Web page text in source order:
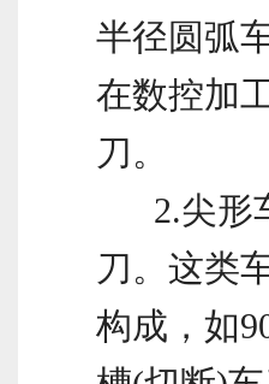
半径圆弧
在数控加
刀。
2.尖形
刀。这类
构成，如